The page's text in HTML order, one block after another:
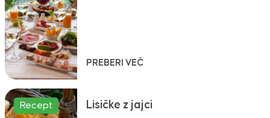
PREBERI VEČ
Recept Lisičke z jajci